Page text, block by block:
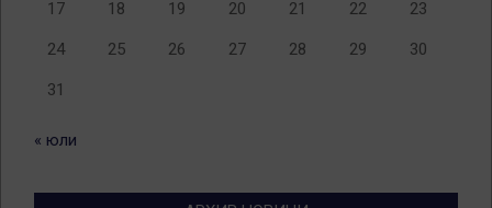
17 18 19 20 21 22 23
24 25 26 27 28 29 30
31
« юли